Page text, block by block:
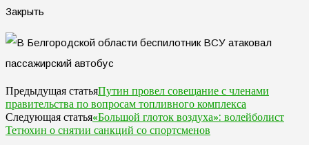
Закрыть
Предыдущая статьяПутин провел совещание с членами
правительства по вопросам топливного комплекса
Следующая статья«Большой глоток воздуха»: волейболист
Тетюхин о снятии санкций со спортсменов